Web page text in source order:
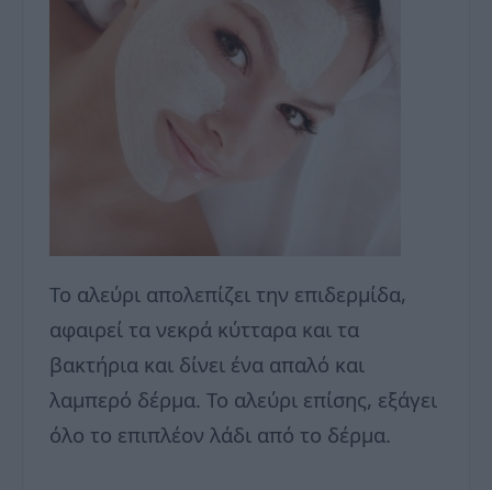
Το αλεύρι απολεπίζει την επιδερμίδα,
αφαιρεί τα νεκρά κύτταρα και τα
βακτήρια και δίνει ένα απαλό και
λαμπερό δέρμα. Το αλεύρι επίσης, εξάγει
όλο το επιπλέον λάδι από το δέρμα.